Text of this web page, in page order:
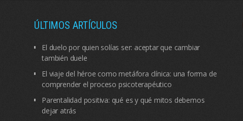
ÚLTIMOS ARTÍCULOS
El duelo por quien solías ser: aceptar que cambiar
también duele
El viaje del héroe como metáfora clínica: una forma de
comprender el proceso psicoterapéutico
Parentalidad positiva: qué es y qué mitos debemos
dejar atrás